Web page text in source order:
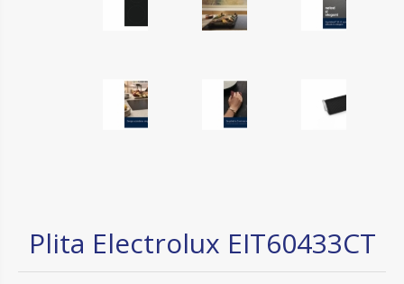
Plita Electrolux EIT60433CT